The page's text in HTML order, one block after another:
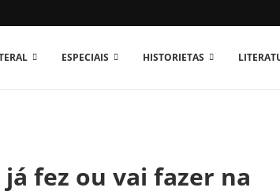
ESPECIAIS HISTORIETAS
já fez ou vai fazer na